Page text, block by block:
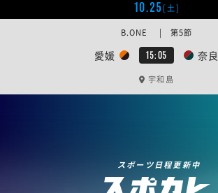
10.25[土]
愛媛 15:05 奈良
B.ONE | 第5節
宇和島
スポーツ日程更新中